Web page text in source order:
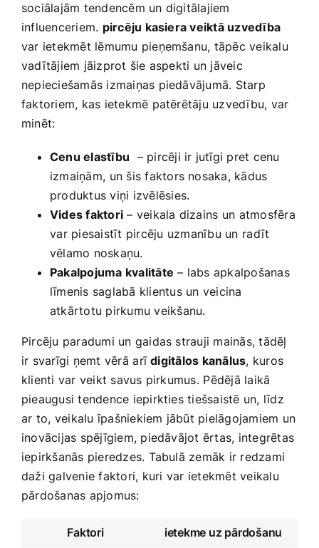
sociālajām tendencēm​ un digitālajiem
influenceriem. pircēju kasiera veiktā uzvedība
var ietekmēt lēmumu pieņemšanu, tāpēc‌ veikalu
vadītājiem jāizprot šie aspekti un jāveic
nepieciešamās izmaiņas ‌piedāvājumā. Starp
faktoriem, kas‌ ietekmē patērētāju uzvedību, var
‌minēt:
Cenu elastību ‌ – pircēji ir jutīgi pret cenu
izmaiņām, ⁤un šis ‌faktors nosaka,​ kādus
produktus viņi izvēlēsies.
Vides faktori – veikala dizains un ⁣atmosfēra
⁢var piesaistīt pircēju ⁣uzmanību un ⁢radīt
vēlamo noskaņu.
Pakalpojuma kvalitāte – labs apkalpošanas
līmenis saglabā klientus un⁤ veicina
atkārtotu pirkumu veikšanu.
Pircēju paradumi un gaidas strauji mainās, tādēļ
ir svarīgi ņemt vērā⁤ arīdigitālos kanālus, kuros
klienti var veikt savus pirkumus. ⁤Pēdējā laikā
pieaugusi tendence iepirkties ‍tiešsaistē​ un, līdz
⁢ar to, veikalu īpašniekiem‌ jābūt pielāgojamiem un
inovācijas spējīgiem, piedāvājot ērtas, integrētas
iepirkšanās pieredzes. Tabulā zemāk ir redzami
daži galvenie faktori, kuri⁢ var ietekmēt veikalu
pārdošanas apjomus:
Faktori ietekme uz pārdošanu